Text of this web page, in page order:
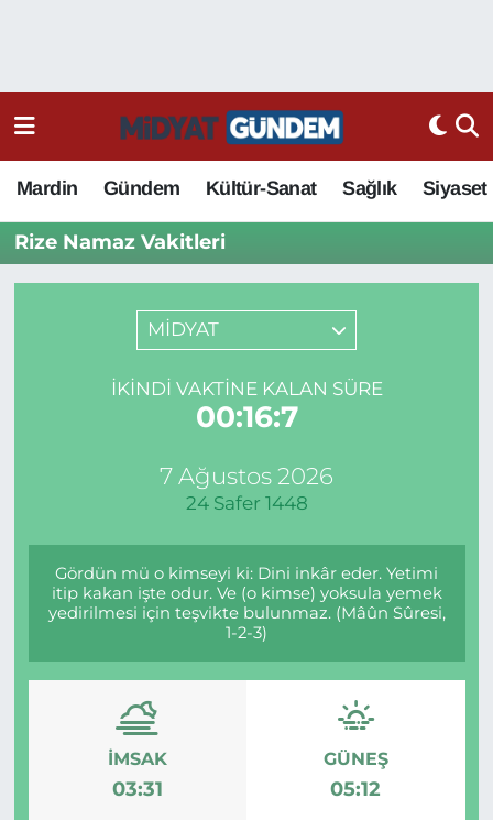
Mardin Gündem Kültür-Sanat Sağlık Siyaset
Rize Namaz Vakitleri
MİDYAT
İKINDI VAKTINE KALAN SÜRE
00:16:7
7 Ağustos 2026
24 Safer 1448
Gördün mü o kimseyi ki: Dini inkâr eder. Yetimi
itip kakan işte odur. Ve (o kimse) yoksula yemek
yedirilmesi için teşvikte bulunmaz. (Mâûn Sûresi,
1-2-3)
İMSAK
03:31
GÜNEŞ
05:12